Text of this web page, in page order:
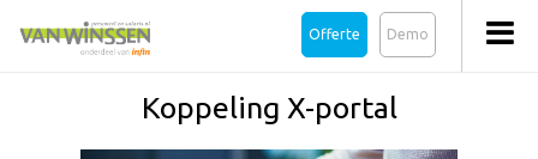
Demo
Offerte
Koppeling X-portal